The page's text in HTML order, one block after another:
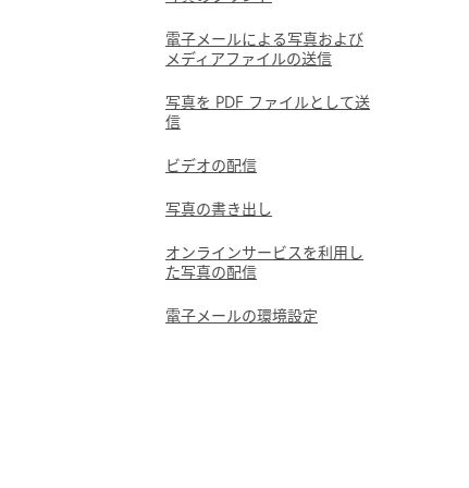
電子メールによる写真および
メディアファイルの送信
写真を PDF ファイルとして送
信
ビデオの配信
写真の書き出し
オンラインサービスを利用し
た写真の配信
電子メールの環境設定